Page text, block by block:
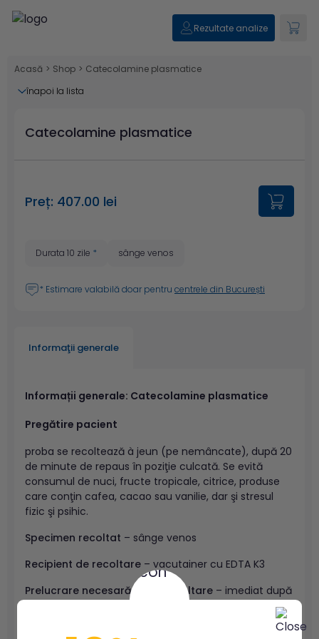
Rezultate analize
Acasă > Shop > Catecolamine plasmatice
înapoi la lista
Catecolamine plasmatice
Preț: 407.00 lei
Durata 10 zile * sânge venos
* Estimare valabilă doar pentru centrele din București
Informaţii generale
Informații generale: Catecolamine plasmatice
Pregătire pacient
proba se recoltează à jeun (pe nemâncate), după 20
de minute de repaus în poziţie culcată. Se evită
consumul de nuci, fructe tropicale, citrice, produse
care conţin cafea, cacao sau vanilie, dar şi stresul
fizic şi psihic.
Specimen recoltat – sânge venos
Recipient de recoltare – vacutainer cu EDTA K3
Prelucrare necesară după recoltare – imediat după